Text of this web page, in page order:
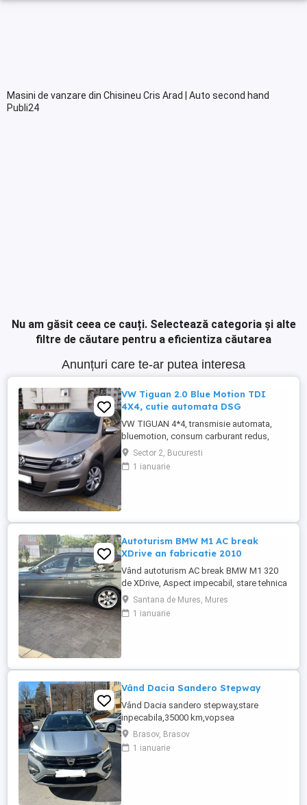
Masini de vanzare din Chisineu Cris Arad | Auto second hand
Publi24
Nu am găsit ceea ce cauți. Selectează categoria și alte
filtre de căutare pentru a eficientiza căutarea
Anunțuri care te-ar putea interesa
VW Tiguan 2.0 Blue Motion TDI
4X4, cutie automata DSG
VW TIGUAN 4*4, transmisie automata,
bluemotion, consum carburant redus,
multiple optiuni, tinuta in garaj, vopsea
originala, proprietar, anvelope noi
allseasons,distributie noua, ITP, revizie la
Sector 2, Bucuresti
1 ianuarie
Autoturism BMW M1 AC break
XDrive an fabricatie 2010
Vând autoturism AC break BMW M1 320
de XDrive, Aspect impecabil, stare tehnica
foarte buna, înmatriculat.
Santana de Mures, Mures
1 ianuarie
Vând Dacia Sandero Stepway
Vând Dacia sandero stepway,stare
inpecabila,35000 km,vopsea
metalizata,navigatiedin fabrica,gpl din
fabrică incalzire in scaune ,geamuri
electrice ,varianta full option,cauciucuri
Brasov, Brasov
1 ianuarie